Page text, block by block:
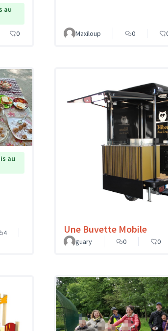
au
0 Maxiloup 0
au
4
Une Buvette Mobile
guary
0 0